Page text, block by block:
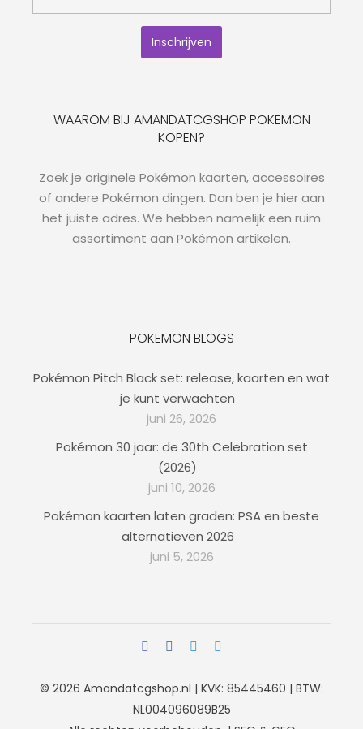
WAAROM BIJ AMANDATCGSHOP POKEMON
KOPEN?
Zoek je originele Pokémon kaarten, accessoires
of andere Pokémon dingen. Dan ben je hier aan
het juiste adres. We hebben namelijk een ruim
assortiment aan Pokémon artikelen.
POKEMON BLOGS
Pokémon Pitch Black set: release, kaarten en wat
je kunt verwachten
juni 26, 2026
Pokémon 30 jaar: de 30th Celebration set
(2026)
juni 10, 2026
Pokémon kaarten laten graden: PSA en beste
alternatieven 2026
juni 5, 2026
© 2026 Amandatcgshop.nl | KVK: 85445460 | BTW:
NL004096089B25